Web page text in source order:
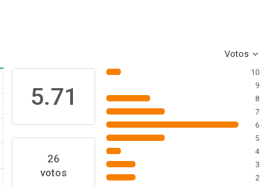
Votos
5.71
26
votos
10
9
8
7
6
5
4
3
2